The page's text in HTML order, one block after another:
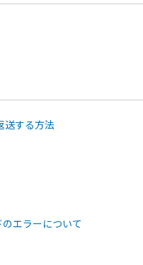
送する方法
エラーについて